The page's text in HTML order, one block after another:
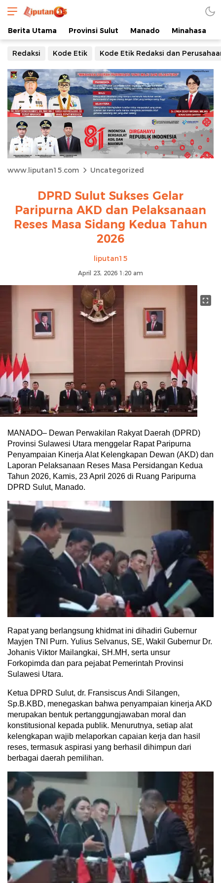
Berita Utama Provinsi Sulut Manado Minahasa
Redaksi Kode Etik Kode Etik Redaksi dan
www.liputan15.com Uncategorized
DPRD Sulut Sukses Gelar
Paripurna AKD dan Pelaksanaan
Reses Masa Sidang Kedua Tahun
2026
liputan15
April 23, 2026 1:20 am
MANADO– Dewan Perwakilan Rakyat Daerah (DPRD)
Provinsi Sulawesi Utara menggelar Rapat Paripurna
Penyampaian Kinerja Alat Kelengkapan Dewan (AKD) dan
Laporan Pelaksanaan Reses Masa Persidangan Kedua
Tahun 2026, Kamis, 23 April 2026 di Ruang Paripurna
DPRD Sulut, Manado.
Rapat yang berlangsung khidmat ini dihadiri Gubernur
Mayjen TNI Purn. Yulius Selvanus, SE, Wakil Gubernur Dr.
Johanis Viktor Mailangkai, SH.MH, serta unsur
Forkopimda dan para pejabat Pemerintah Provinsi
Sulawesi Utara.
Ketua DPRD Sulut, dr. Fransiscus Andi Silangen,
Sp.B.KBD, menegaskan bahwa penyampaian kinerja AKD
merupakan bentuk pertanggungjawaban moral dan
konstitusional kepada publik. Menurutnya, setiap alat
kelengkapan wajib melaporkan capaian kerja dan hasil
reses, termasuk aspirasi yang berhasil dihimpun dari
berbagai daerah pemilihan.